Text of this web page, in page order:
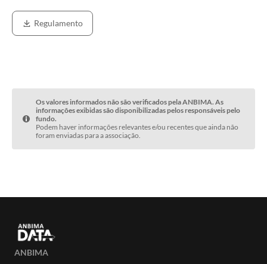
Regulamento
Os valores informados não são verificados pela ANBIMA. As
informações exibidas são disponibilizadas pelos responsáveis pelo
fundo.
Podem haver informações relevantes e/ou recentes que ainda não
foram enviadas para a associação.
ANBIMA